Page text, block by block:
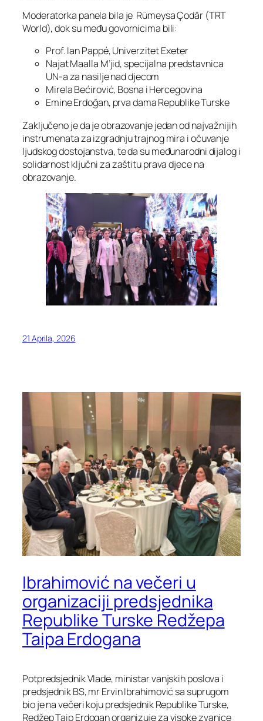
Moderatorka panela bila je Rümeysa Çodâr (TRT
World), dok su među govornicima bili:
Prof. Ian Pappé, Univerzitet Exeter
Najat Maalla M’jid, specijalna predstavnica
UN-a za nasilje nad djecom
Mirela Bećirović, Bosna i Hercegovina
Emine Erdoğan, prva dama Republike Turske
Zaključeno je da je obrazovanje jedan od najvažnijih
instrumenata za izgradnju trajnog mira i očuvanje
ljudskog dostojanstva, te da su međunarodni dijalog i
solidarnost ključni za zaštitu prava djece na
obrazovanje.
21 Aprila, 2026
Ibrahimović na večeri u
organizaciji predsjednika
Republike Turske Redžepa
Taipa Erdogana
Potpredsjednik Vlade, ministar vanjskih poslova i
predsjednik BS, mr Ervin Ibrahimović sa suprugom
bio je na večeri koju predsjednik Republike Turske,
Redžep Taip Erdogan organizuje za visoke zvanice